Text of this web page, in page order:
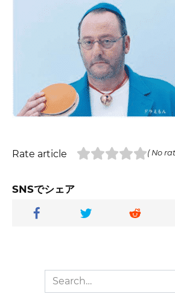
Rate article ( No
SNSでシェア
Search
for: